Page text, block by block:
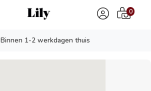
Binnen 1-2 werkdagen thuis
0